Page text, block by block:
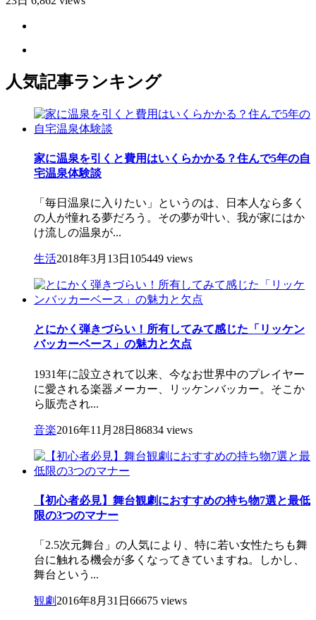
人気記事ランキング
家に温泉を引くと費用はいくらかかる？住んで5年の自
宅温泉体験談
「毎日温泉に入りたい」というのは、日本人なら多く
の人が憧れる夢だろう。その夢が叶い、我が家にはか
け流しの温泉が...
生活2018年3月13日 105449 views
とにかく弾きづらい！所有してみて感じた「リッケン
バッカーベース」の魅力と欠点
1931年に設立されて以来、今なお世界中のプレイヤー
に愛される楽器メーカー、リッケンバッカー。そこか
ら販売され...
音楽2016年11月28日 86834 views
【初心者必見】舞台観劇におすすめの持ち物7選と最低
限の3つのマナー
「2.5次元舞台」の人気により、特に若い女性たちも舞
台に触れる機会が多くなってきていますね。しかし、
舞台という...
観劇 2016年8月31日 66675 views